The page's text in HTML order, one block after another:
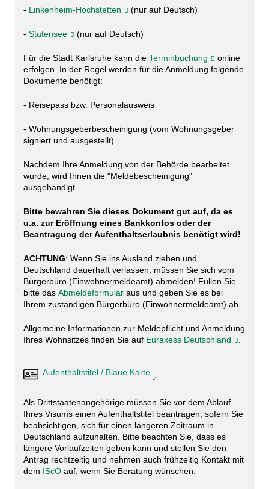
- Linkenheim-Hochstetten (nur auf Deutsch)
- Stutensee (nur auf Deutsch)
Für die Stadt Karlsruhe kann die Terminbuchung
online
erfolgen. In der Regel werden für die Anmeldung folgende
Dokumente benötigt:
- Reisepass bzw. Personalausweis
- Wohnungsgeberbescheinigung (vom Wohnungsgeber
signiert und ausgestellt)
Nachdem Ihre Anmeldung von der Behörde bearbeitet
wurde, wird Ihnen die "Meldebescheinigung"
ausgehändigt.
Bitte bewahren Sie dieses Dokument gut auf, da es
u.a. zur Eröffnung eines Bankkontos oder der
Beantragung der Aufenthaltserlaubnis benötigt wird!
ACHTUNG: Wenn Sie ins Ausland ziehen und
Deutschland dauerhaft verlassen, müssen Sie sich vom
Bürgerbüro (Einwohnermeldeamt) abmelden! Füllen Sie
bitte das Abmeldeformularaus und geben Sie es bei
Ihrem zuständigen Bürgerbüro (Einwohnermeldeamt) ab.
Allgemeine Informationen zur Meldepflicht und Anmeldung
Ihres Wohnsitzes finden Sie auf Euraxess Deutschland .
Aufenthaltstitel / Blaue Karte
Als Drittstaatenangehörige müssen Sie vor dem Ablauf
Ihres Visums einen Aufenthaltstitel beantragen, sofern Sie
beabsichtigen, sich für einen längeren Zeitraum in
Deutschland aufzuhalten. Bitte beachten Sie, dass es
längere Vorlaufzeiten geben kann und stellen Sie den
Antrag rechtzeitig und nehmen auch frühzeitig Kontakt mit
dem IScOauf, wenn Sie Beratung wünschen.